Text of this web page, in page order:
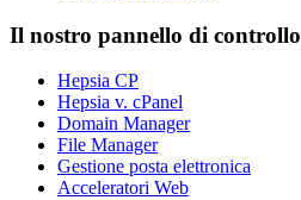
Il nostro pannello di controllo
Hepsia CP
Hepsia v. cPanel
Domain Manager
File Manager
Gestione posta elettronica
Acceleratori Web